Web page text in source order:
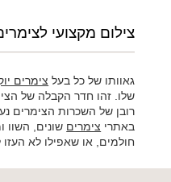
צילום מקצועי
גאוותו של כל בעל צימרים
שלו. זהו חדר הקבלה של
רובן של השכרות הצימרים
באתרי צימרים שונים, השוו
חולמים, או שאפילו לא העזו